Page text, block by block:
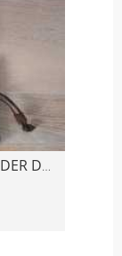
MEDICI GERMANY ORIGINALE LEDER DAMENHANDTASCHE ERS